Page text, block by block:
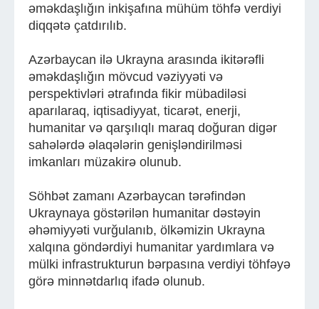
əməkdaşlığın inkişafına mühüm töhfə verdiyi
diqqətə çatdırılıb.
Azərbaycan ilə Ukrayna arasında ikitərəfli
əməkdaşlığın mövcud vəziyyəti və
perspektivləri ətrafında fikir mübadiləsi
aparılaraq, iqtisadiyyat, ticarət, enerji,
humanitar və qarşılıqlı maraq doğuran digər
sahələrdə əlaqələrin genişləndirilməsi
imkanları müzakirə olunub.
Söhbət zamanı Azərbaycan tərəfindən
Ukraynaya göstərilən humanitar dəstəyin
əhəmiyyəti vurğulanıb, ölkəmizin Ukrayna
xalqına göndərdiyi humanitar yardımlara və
mülki infrastrukturun bərpasına verdiyi töhfəyə
görə minnətdarlıq ifadə olunub.